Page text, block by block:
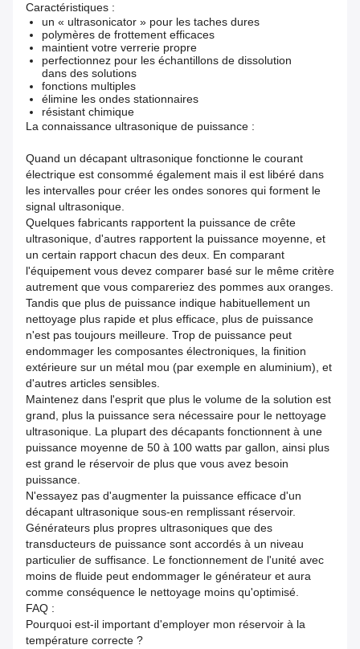
Caractéristiques :
un « ultrasonicator » pour les taches dures
polymères de frottement efficaces
maintient votre verrerie propre
perfectionnez pour les échantillons de dissolution
dans des solutions
fonctions multiples
élimine les ondes stationnaires
résistant chimique
La connaissance ultrasonique de puissance :
Quand un décapant ultrasonique fonctionne le courant
électrique est consommé également mais il est libéré dans
les intervalles pour créer les ondes sonores qui forment le
signal ultrasonique.
Quelques fabricants rapportent la puissance de crête
ultrasonique, d'autres rapportent la puissance moyenne, et
un certain rapport chacun des deux. En comparant
l'équipement vous devez comparer basé sur le même critère
autrement que vous compareriez des pommes aux oranges.
Tandis que plus de puissance indique habituellement un
nettoyage plus rapide et plus efficace, plus de puissance
n'est pas toujours meilleure. Trop de puissance peut
endommager les composantes électroniques, la finition
extérieure sur un métal mou (par exemple en aluminium), et
d'autres articles sensibles.
Maintenez dans l'esprit que plus le volume de la solution est
grand, plus la puissance sera nécessaire pour le nettoyage
ultrasonique. La plupart des décapants fonctionnent à une
puissance moyenne de 50 à 100 watts par gallon, ainsi plus
est grand le réservoir de plus que vous avez besoin
puissance.
N'essayez pas d'augmenter la puissance efficace d'un
décapant ultrasonique sous-en remplissant réservoir.
Générateurs plus propres ultrasoniques que des
transducteurs de puissance sont accordés à un niveau
particulier de suffisance. Le fonctionnement de l'unité avec
moins de fluide peut endommager le générateur et aura
comme conséquence le nettoyage moins qu'optimisé.
FAQ :
Pourquoi est-il important d'employer mon réservoir à la
température correcte ?